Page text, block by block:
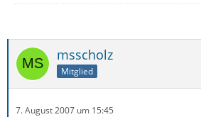
msscholz
Mitglied
7. August 2007 um 15:45